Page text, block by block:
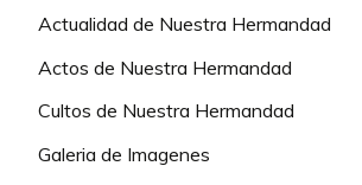
Actualidad de Nuestra Hermandad
Actos de Nuestra Hermandad
Cultos de Nuestra Hermandad
Galeria de Imagenes